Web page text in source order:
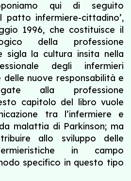
qui di seguito
patto infermiere-cittadino’,
1996, che costituisce il
della professione
sigla la cultura insita nella
degli infermieri
delle nuove responsabilità e
alla professione
capitolo del libro vuole
tra l’infermiere e
malattia di Parkinson; ma
allo sviluppo delle
in campo
specifico in questo tipo